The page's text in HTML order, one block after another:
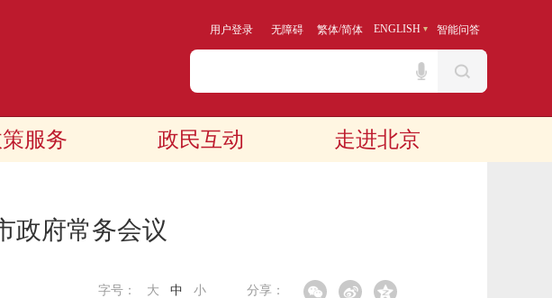
用户登录 无障碍 繁体/简体 ENGLISH 智能问答
服务 政民互动 走进北京
政府常务会议
分享：
字号： 大 中 小